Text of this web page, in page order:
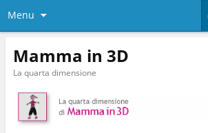
Menu
Mamma in 3D
La quarta dimensione